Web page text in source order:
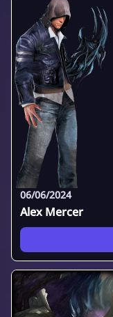
06/06/2024
Alex Mercer